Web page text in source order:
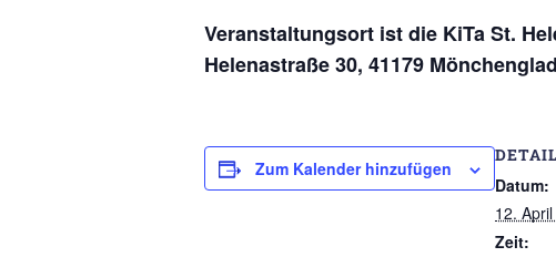
Veranstaltungsort ist die KiTa St.
Helenastraße 30, 41179
Zum Kalender hinzufügen
Datum:
12.
Zeit: